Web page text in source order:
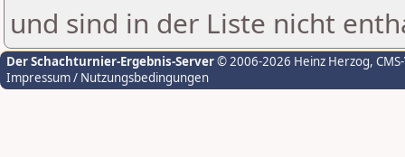
und sind in der Liste nicht
Der Schachturnier-Ergebnis-Server© 2006-2026 Heinz Herzog,
Impressum / Nutzungsbedingungen